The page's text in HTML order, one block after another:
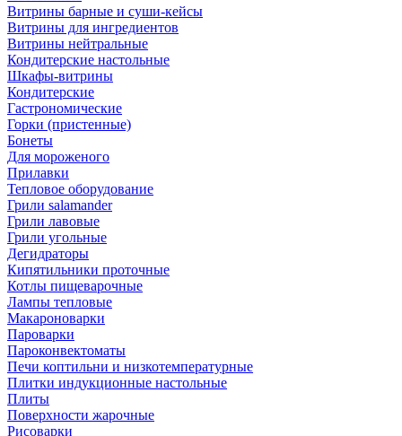
Витрины барные и суши-кейсы
Витрины для ингредиентов
Витрины нейтральные
Кондитерские настольные
Шкафы-витрины
Кондитерские
Гастрономические
Горки (пристенные)
Бонеты
Для мороженого
Прилавки
Тепловое оборудование
Грили salamander
Грили лавовые
Грили угольные
Дегидраторы
Кипятильники проточные
Котлы пищеварочные
Лампы тепловые
Макароноварки
Пароварки
Пароконвектоматы
Печи коптильни и низкотемпературные
Плитки индукционные настольные
Плиты
Поверхности жарочные
Рисоварки